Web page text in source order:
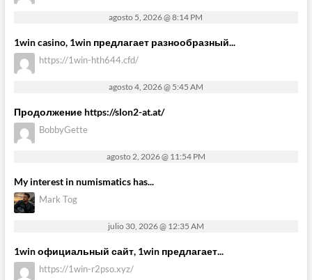
agosto 5, 2026 @ 8:14 PM
1win casino, 1win предлагает разнообразный...
https://1win-hth644.cfd/
agosto 4, 2026 @ 5:45 AM
Продолжение https://slon2-at.at/
BobbyGette
agosto 2, 2026 @ 11:54 PM
My interest in numismatics has...
Mark Tog
julio 30, 2026 @ 12:35 AM
1win официальный сайт, 1win предлагает...
https://1win-r2pso.xyz/